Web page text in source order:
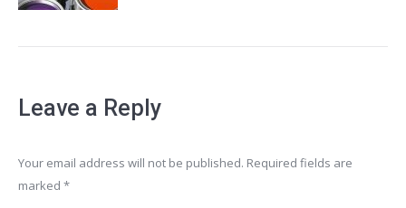
Leave a Reply
Your email address will not be published. Required fields are
marked *